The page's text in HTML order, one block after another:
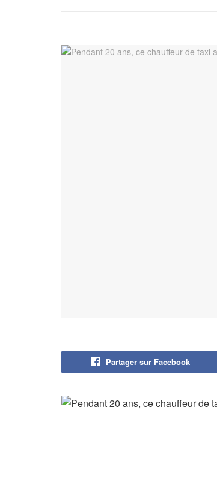
Partager sur Facebook